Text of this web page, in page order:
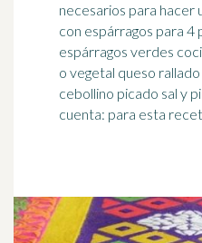
necesarios para hacer
con espárragos para 4
espárragos verdes
o vegetal queso
cebollino picado sal y pimienta
cuenta: para esta